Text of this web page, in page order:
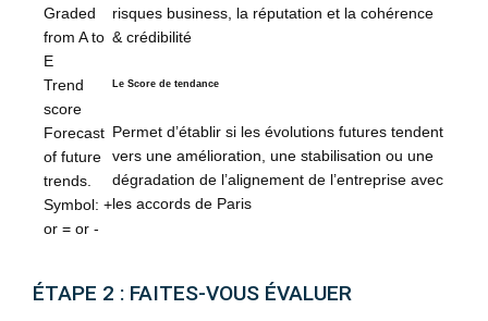
Graded
from A to
E
Trend
score
Forecast
of future
trends.
Symbol: +
or = or -
risques business, la réputation et la cohérence
& crédibilité
Le Score de tendance
Permet d’établir si les évolutions futures tendent
vers une amélioration, une stabilisation ou une
dégradation de l’alignement de l’entreprise avec
les accords de Paris
ÉTAPE 2 : FAITES-VOUS ÉVALUER